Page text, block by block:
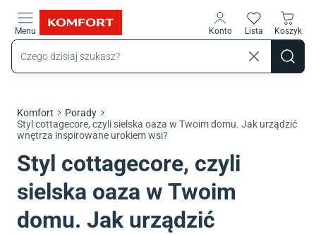
Menu Konto Lista Koszyk
Komfort
Porady
Styl cottagecore, czyli sielska oaza w Twoim domu. Jak urządzić
wnętrza inspirowane urokiem wsi?
Styl cottagecore, czyli
sielska oaza w Twoim
domu. Jak urządzić